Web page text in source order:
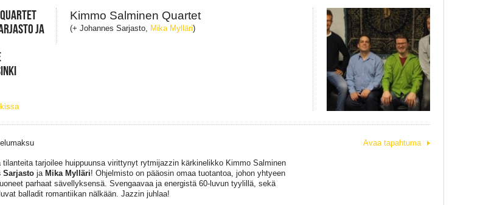
JA
Kimmo Salminen Quartet
(+ Johannes Sarjasto, Mika Mylläri)
tilanteita tarjoilee huippuunsa virittynyt rytmijazzin kärkinelikko Kimmo Salminen
Sarjastoja Mika Mylläri! Ohjelmisto on pääosin omaa tuotantoa, johon yhtyeen
parhaat sävellyksensä. Svengaavaa ja energistä 60-luvun tyylillä, sekä
balladit romantiikan nälkään. Jazzin juhlaa!
Avaa tapahtuma